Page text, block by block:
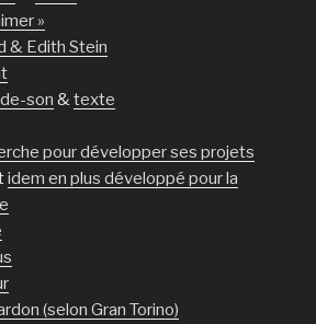
»
& Edith Stein
son &texte
pour développer ses projets
idem en plus développé pour la
(selon Gran Torino)